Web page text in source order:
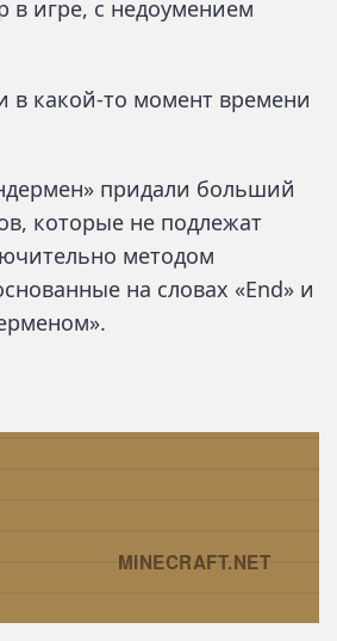
в игре, с недоумением
в какой-то момент времени
придали больший
которые не подлежат
методом
на словах «End» и
MINECRAFT.NET